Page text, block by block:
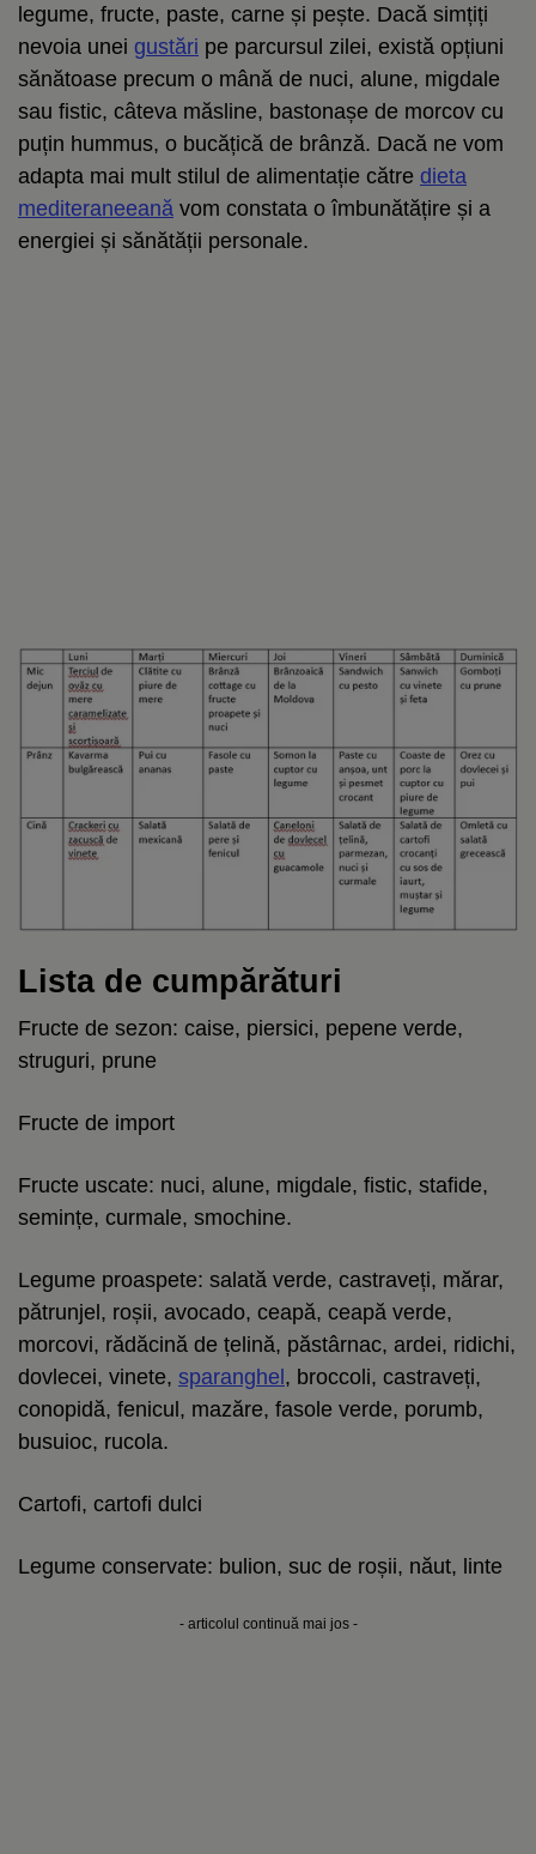
legume, fructe, paste, carne și pește. Dacă simțiți
nevoia unei gustări pe parcursul zilei, există opțiuni
sănătoase precum o mână de nuci, alune, migdale
sau fistic, câteva măsline, bastonașe de morcov cu
puțin hummus, o bucățică de brânză. Dacă ne vom
adapta mai mult stilul de alimentație către dieta
mediteraneeană vom constata o îmbunătățire și a
energiei și sănătății personale.
Lista de cumpărături
Fructe de sezon: caise, piersici, pepene verde,
struguri, prune
Fructe de import
Fructe uscate: nuci, alune, migdale, fistic, stafide,
semințe, curmale, smochine.
Legume proaspete: salată verde, castraveți, mărar,
pătrunjel, roșii, avocado, ceapă, ceapă verde,
morcovi, rădăcină de țelină, păstârnac, ardei, ridichi,
dovlecei, vinete, sparanghel, broccoli, castraveți,
conopidă, fenicul, mazăre, fasole verde, porumb,
busuioc, rucola.
Cartofi, cartofi dulci
Legume conservate: bulion, suc de roșii, năut, linte
- articolul continuă mai jos -